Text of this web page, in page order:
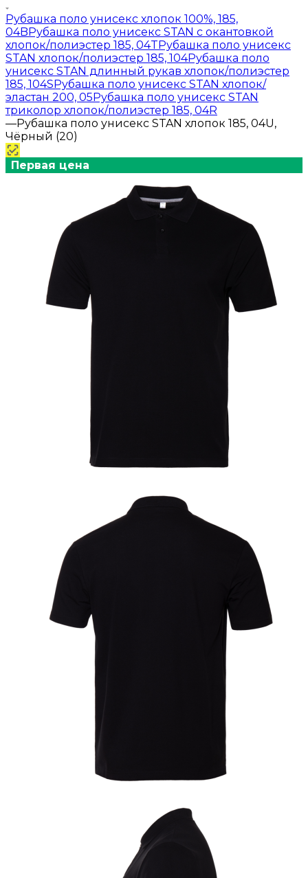
Рубашка поло унисекс хлопок 100%, 185,
04BРубашка поло унисекс STAN с окантовкой
хлопок/полиэстер 185, 04TРубашка поло унисекс
STAN хлопок/полиэстер 185, 104Рубашка поло
унисекс STAN длинный рукав хлопок/полиэстер
185, 104SРубашка поло унисекс STAN хлопок/
эластан 200, 05Рубашка поло унисекс STAN
триколор хлопок/полиэстер 185, 04R
—Рубашка поло унисекс STAN хлопок 185, 04U,
Чёрный (20)
Первая цена